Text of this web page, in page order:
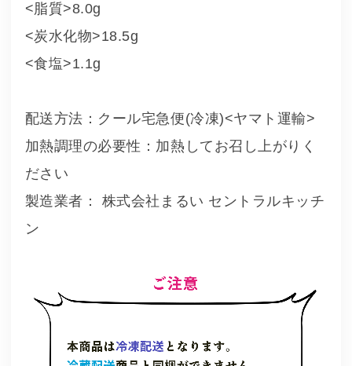
<脂質>8.0g
<炭水化物>18.5g
<食塩>1.1g
配送方法：クール宅急便(冷凍)<ヤマト運輸>
加熱調理の必要性：加熱してお召し上がりく
ださい
製造業者： 株式会社まるい セントラルキッチ
ン